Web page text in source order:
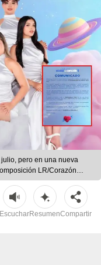
pero en una nueva
LR/Corazón
EscucharResumenCompartir